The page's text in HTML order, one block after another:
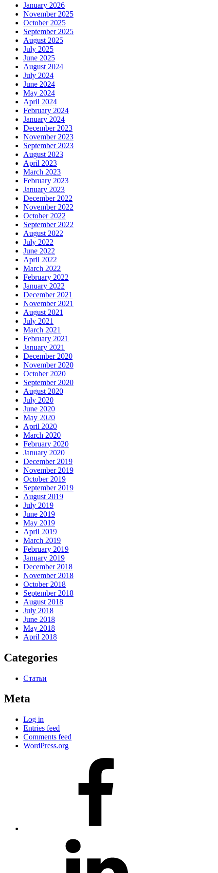
January 2026
November 2025
October 2025
September 2025
August 2025
July 2025
June 2025
August 2024
July 2024
June 2024
May 2024
April 2024
February 2024
January 2024
December 2023
November 2023
September 2023
August 2023
April 2023
March 2023
February 2023
January 2023
December 2022
November 2022
October 2022
September 2022
August 2022
July 2022
June 2022
April 2022
March 2022
February 2022
January 2022
December 2021
November 2021
August 2021
July 2021
March 2021
February 2021
January 2021
December 2020
November 2020
October 2020
September 2020
August 2020
July 2020
June 2020
May 2020
April 2020
March 2020
February 2020
January 2020
December 2019
November 2019
October 2019
September 2019
August 2019
July 2019
June 2019
May 2019
April 2019
March 2019
February 2019
January 2019
December 2018
November 2018
October 2018
September 2018
August 2018
July 2018
June 2018
May 2018
April 2018
Categories
Статьи
Meta
Log in
Entries feed
Comments feed
WordPress.org